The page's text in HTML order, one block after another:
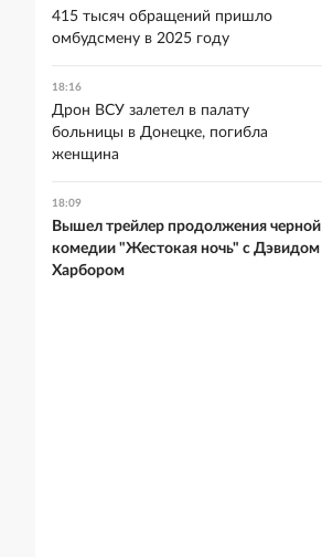
415 тысяч обращений пришло
омбудсмену в 2025 году
18:16
Дрон ВСУ залетел в палату
больницы в Донецке, погибла
женщина
18:09
Вышел трейлер продолжения черной
комедии "Жестокая ночь" с Дэвидом
Харбором